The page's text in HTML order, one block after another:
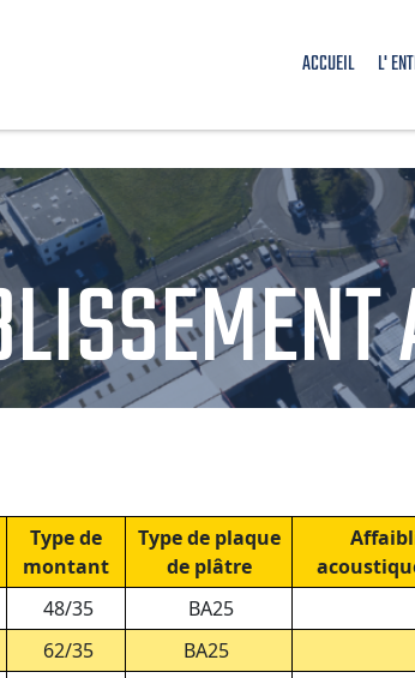
ACCUEIL L'
Type de
montant
Type de plaque
de plâtre
48/35 BA25
62/35 BA25